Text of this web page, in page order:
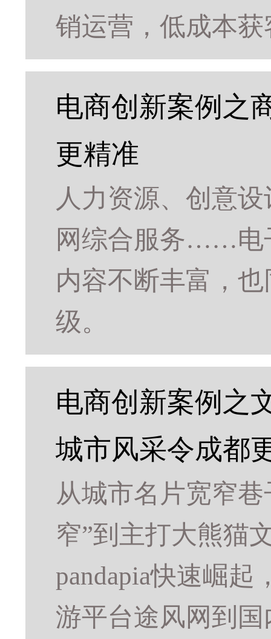
销运营，低成本
电商创新案例之
更精准
人力资源、创意
网综合服务……电
内容不断丰富，
级。
电商创新案例之
城市风采令成都
从城市名片宽窄
窄”到主打大熊猫
pandapia快速崛
游平台途风网到